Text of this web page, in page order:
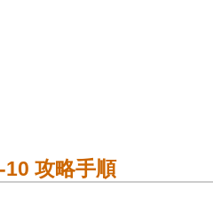
攻略手順